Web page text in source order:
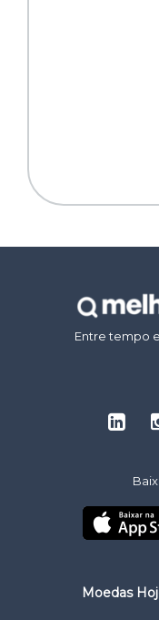
Entre tempo
Moedas